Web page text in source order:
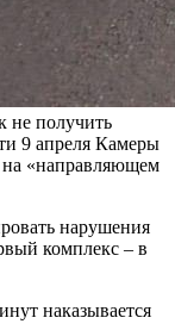
не получить
9 апреля Камеры
на «направляющем
нарушения
комплекс – в
наказывается